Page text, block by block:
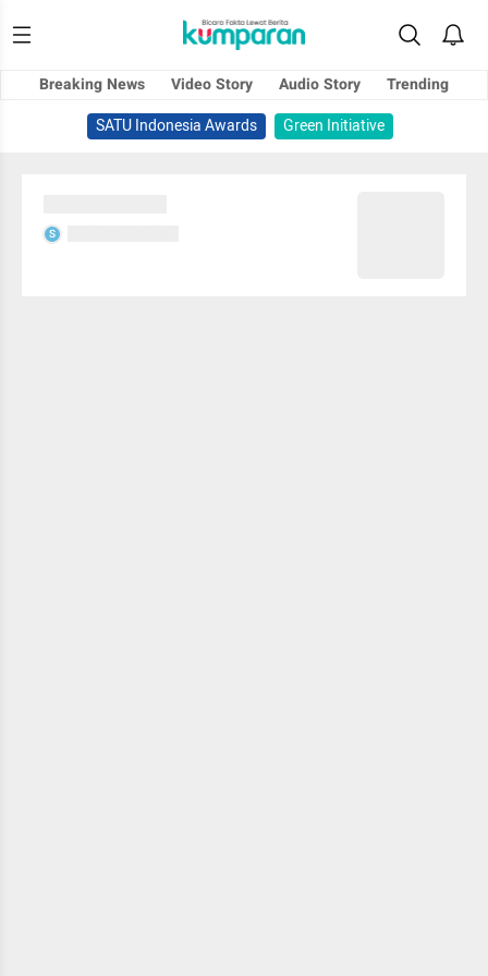
Breaking News Video Story Audio Story
Trending
SATU Indonesia Awards
Green Initiative
S